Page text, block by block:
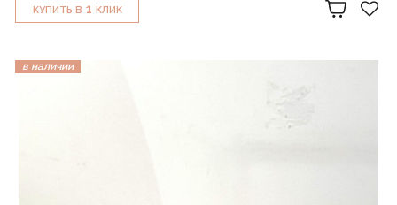
КУПИТЬ В 1 КЛИК
в наличии